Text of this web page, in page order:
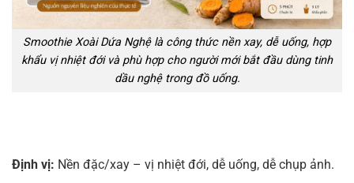
Smoothie Xoài Dứa Nghệ là công thức nền xay, dễ uống, hợp
khẩu vị nhiệt đới và phù hợp cho người mới bắt đầu dùng tinh
dầu nghệ trong đồ uống.
Định vị: Nền đặc/xay – vị nhiệt đới, dễ uống, dễ chụp ảnh.